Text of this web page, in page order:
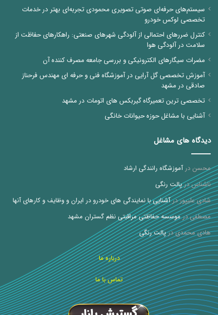
سیستم‌های حرفه‌ای صوتی تصویری محمودی تجربه‌ای بهتر در خدمات
تخصصی لوکس خودرو
کنترل ضررهای احتمالی از آلودگی شهرهای صنعتی: راهکارهای حفاظت از
سلامت در آلودگی هوا
مضرات سیگارهای الکترونیکی و بررسی جامعه مصرف کننده آن
آموزش تخصصی گل آرایی در آموزشگاه فنی و حرفه ای مهندس فرحناز
صادقی در مشهد
تخصصی ترین تعمیرگاه گیربکس های اتومات در مشهد
آشنایی با مشاغل حوزه حیوانات خانگی
دیدگاه های مشاغل
محسن درآموزشگاه رانندگی ارشاد
ناشناسدرپالت رنگی
شادی علیپوردرآشنایی با نمایندگی های خودرو در ایران و وظایف و کارهای آنها
مصطفیدرموسسه حفاظتی مراقبتی نظم گستران مشهد
هادی محمدیدرپالت رنگی
درباره ما
تماس با ما